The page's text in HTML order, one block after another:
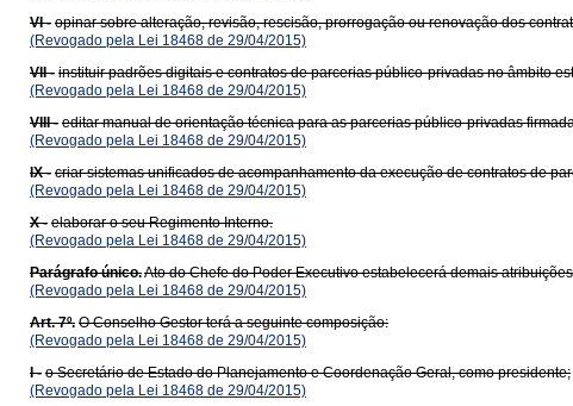
VI - opinar sobre alteração, revisão, rescisão, prorrogação ou renovação dos
(Revogado pela Lei 18468 de 29/04/2015)
VII - instituir padrões digitais e contratos de parcerias público-privadas no âmbito
(Revogado pela Lei 18468 de 29/04/2015)
VIII - editar manual de orientação técnica para as parcerias público-privadas
(Revogado pela Lei 18468 de 29/04/2015)
IX - criar sistemas unificados de acompanhamento da execução de contratos de
(Revogado pela Lei 18468 de 29/04/2015)
X - elaborar o seu Regimento Interno.
(Revogado pela Lei 18468 de 29/04/2015)
Parágrafo único.Ato do Chefe do Poder Executivo estabelecerá demais
(Revogado pela Lei 18468 de 29/04/2015)
Art. 7º. O Conselho Gestor terá a seguinte composição:
(Revogado pela Lei 18468 de 29/04/2015)
I - o Secretário de Estado do Planejamento e Coordenação Geral, como presidente;
(Revogado pela Lei 18468 de 29/04/2015)